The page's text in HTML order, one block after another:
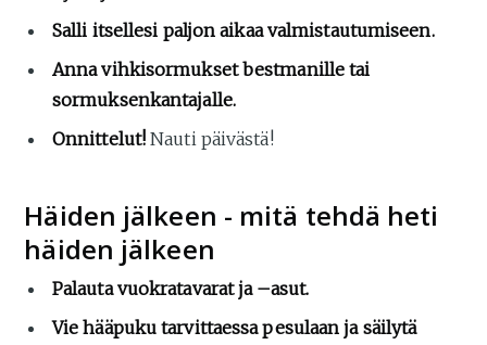
Salli itsellesi paljon aikaa valmistautumiseen.
Anna vihkisormukset bestmanille tai
sormuksenkantajalle.
Onnittelut!Nauti päivästä!
Häiden jälkeen - mitä tehdä heti
häiden jälkeen
Palauta vuokratavarat ja –asut.
Vie hääpuku tarvittaessa pesulaan ja säilytä